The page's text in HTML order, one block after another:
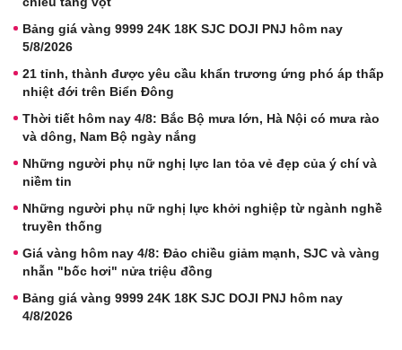
Bảng giá vàng 9999 24K 18K SJC DOJI PNJ hôm nay
5/8/2026
21 tỉnh, thành được yêu cầu khẩn trương ứng phó áp thấp
nhiệt đới trên Biển Đông
Thời tiết hôm nay 4/8: Bắc Bộ mưa lớn, Hà Nội có mưa rào
và dông, Nam Bộ ngày nắng
Những người phụ nữ nghị lực lan tỏa vẻ đẹp của ý chí và
niềm tin
Những người phụ nữ nghị lực khởi nghiệp từ ngành nghề
truyền thống
Giá vàng hôm nay 4/8: Đảo chiều giảm mạnh, SJC và vàng
nhẫn "bốc hơi" nửa triệu đồng
Bảng giá vàng 9999 24K 18K SJC DOJI PNJ hôm nay
4/8/2026